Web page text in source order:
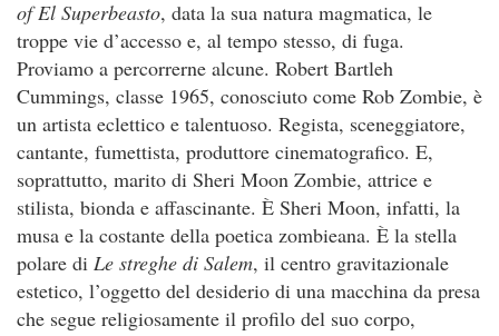
of El Superbeasto, data la sua natura magmatica, le
troppe vie d’accesso e, al tempo stesso, di fuga.
Proviamo a percorrerne alcune. Robert Bartleh
Cummings, classe 1965, conosciuto come Rob Zombie, è
un artista eclettico e talentuoso. Regista, sceneggiatore,
cantante, fumettista, produttore cinematografico. E,
soprattutto, marito di Sheri Moon Zombie, attrice e
stilista, bionda e affascinante. È Sheri Moon, infatti, la
musa e la costante della poetica zombieana. È la stella
polare di Le streghe di Salem, il centro gravitazionale
estetico, l’oggetto del desiderio di una macchina da presa
che segue religiosamente il profilo del suo corpo,